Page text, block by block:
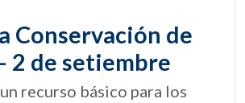
Conservación de
2 de setiembre
recurso básico para los